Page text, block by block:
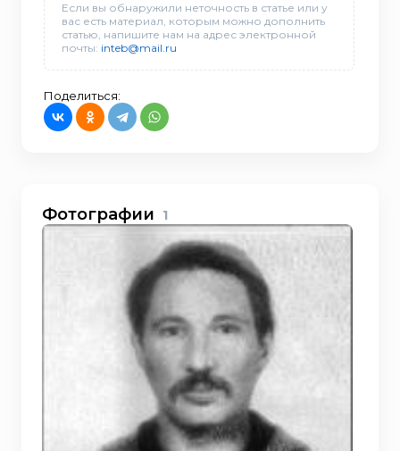
Если вы обнаружили неточность в статье или у
вас есть материал, которым можно дополнить
статью, напишите нам на адрес электронной
почты: inteb@mail.ru
Поделиться:
Фотографии 1